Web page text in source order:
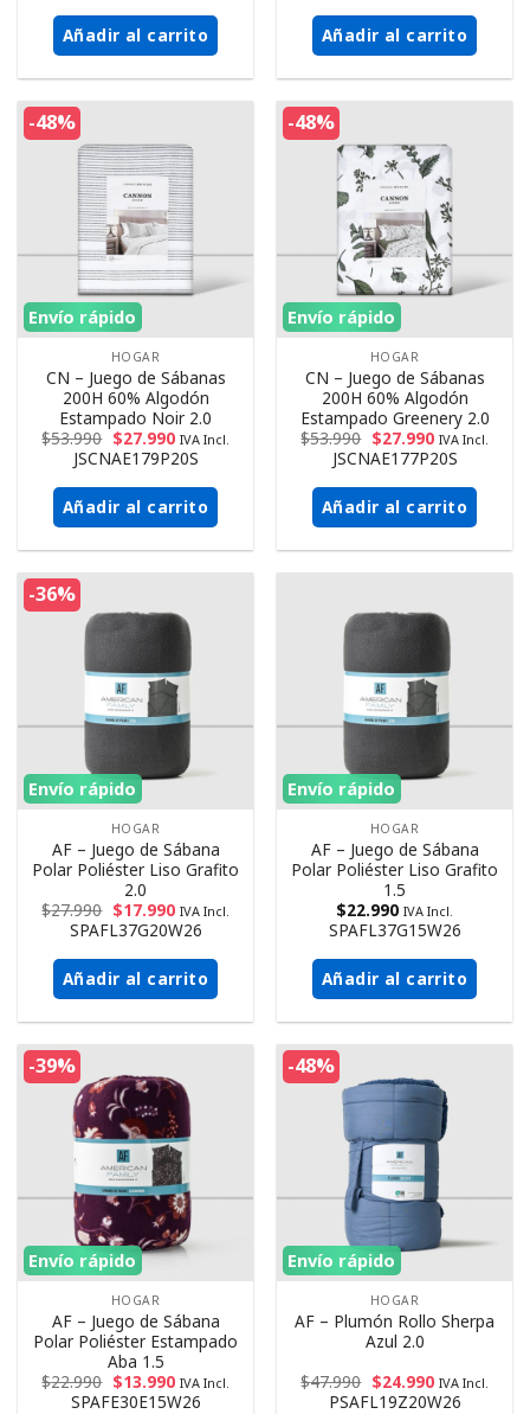
Añadir al carrito Añadir al carrito
-48%
Envío rápido
HOGAR
CN – Juego de Sábanas
200H 60% Algodón
Estampado Noir 2.0
$53.990 $27.990 IVA Incl.
JSCNAE179P20S
Añadir al carrito
-48%
Envío rápido
HOGAR
CN – Juego de Sábanas
200H 60% Algodón
Estampado Greenery 2.0
$53.990 $27.990 IVA Incl.
JSCNAE177P20S
Añadir al carrito
-36%
Envío rápido
HOGAR
AF – Juego de Sábana
Polar Poliéster Liso Grafito
2.0
$27.990 $17.990 IVA Incl.
SPAFL37G20W26
Añadir al carrito
Envío rápido
HOGAR
AF – Juego de Sábana
Polar Poliéster Liso Grafito
1.5
$22.990 IVA Incl.
SPAFL37G15W26
Añadir al carrito
-39%
Envío rápido
HOGAR
AF – Juego de Sábana
Polar Poliéster Estampado
Aba 1.5
$22.990 $13.990 IVA Incl.
SPAFE30E15W26
-48%
Envío rápido
HOGAR
AF – Plumón Rollo Sherpa
Azul 2.0
$47.990 $24.990 IVA Incl.
PSAFL19Z20W26